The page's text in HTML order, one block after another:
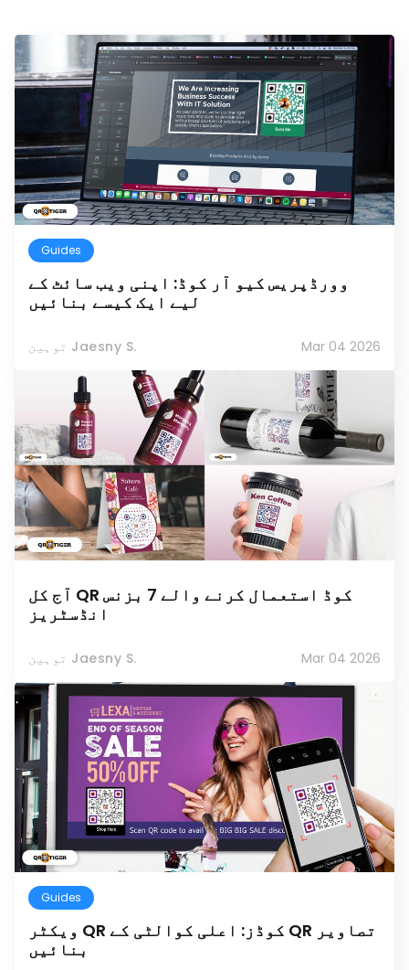
Guides
وورڈپریس کیو آر کوڈ: اپنی ویب سائٹ کے
لیے ایک کیسے بنائیں
توہین Jaesny S. Mar 04 2026
آج کل QR کوڈ استعمال کرنے والے 7 بزنس
انڈسٹریز
توہین Jaesny S. Mar 04 2026
Guides
ویکٹر QR کوڈز: اعلی کوالٹی کے QR تصاویر
بنائیں